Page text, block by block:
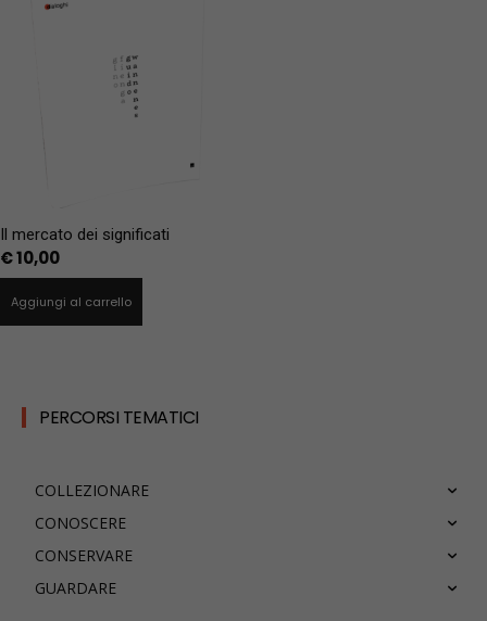
Il mercato dei significati
€10,00
Aggiungi al carrello
PERCORSI TEMATICI
COLLEZIONARE
CONOSCERE
CONSERVARE
GUARDARE